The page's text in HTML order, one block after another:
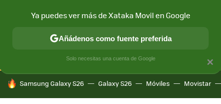
CONECTIVIDAD MÓVIL Y SOCIEDAD APLICACIONES
HOY SE HABLA DE
Samsung Galaxy S26 Galaxy S26 Móviles Movistar
×
Ya puedes ver más de Xataka Movil en Google
Añádenos como fuente preferida
Solo necesitas una cuenta de Google